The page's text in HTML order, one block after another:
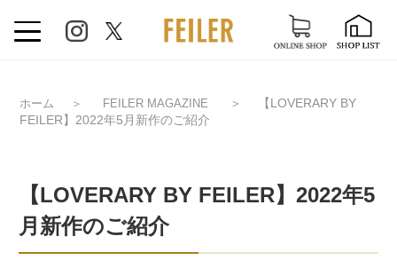
ホーム ＞ FEILER MAGAZINE ＞
【LOVERARY BY
FEILER】2022年5月新作のご紹介
【LOVERARY BY FEILER】2022年5
月新作のご紹介